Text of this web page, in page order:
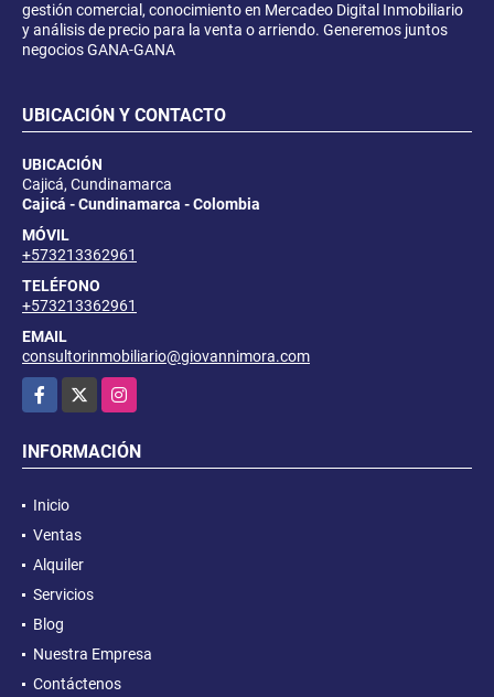
gestión comercial, conocimiento en Mercadeo Digital Inmobiliario
y análisis de precio para la venta o arriendo. Generemos juntos
negocios GANA-GANA
UBICACIÓN Y CONTACTO
UBICACIÓN
Cajicá, Cundinamarca
Cajicá - Cundinamarca - Colombia
MÓVIL
+573213362961
TELÉFONO
+573213362961
EMAIL
consultorinmobiliario@giovannimora.com
Facebook
Instagram
INFORMACIÓN
Inicio
Ventas
Alquiler
Servicios
Blog
Nuestra Empresa
Contáctenos